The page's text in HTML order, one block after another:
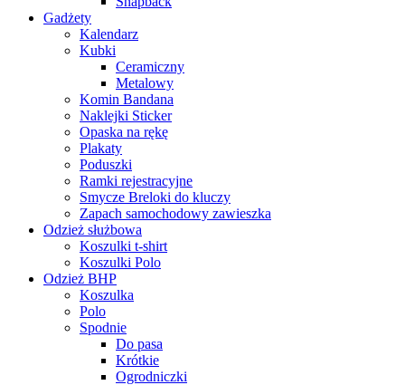
Gadżety
Kalendarz
Kubki
Ceramiczny
Metalowy
Komin Bandana
Naklejki Sticker
Opaska na rękę
Plakaty
Poduszki
Ramki rejestracyjne
Smycze Breloki do kluczy
Zapach samochodowy zawieszka
Odzież służbowa
Koszulki t-shirt
Koszulki Polo
Odzież BHP
Koszulka
Polo
Spodnie
Do pasa
Krótkie
Ogrodniczki